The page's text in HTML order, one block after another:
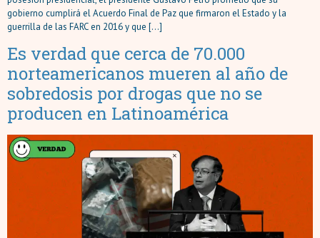
gobierno cumplirá el Acuerdo Final de Paz que firmaron el Estado y la
guerrilla de las FARC en 2016 y que […]
Es verdad que cerca de 70.000
norteamericanos mueren al año de
sobredosis por drogas que no se
producen en Latinoamérica